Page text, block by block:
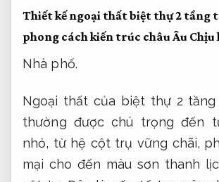
Thiết kế ngoại thất biệt thự 2 tầng
phong cách kiến trúc châu Âu Chịu
Nhà phố.
Ngoại thất của biệt thự 2
thường được chú trọng đến
nhỏ, từ hệ cột trụ vững chãi,
mại cho đến màu sơn thanh